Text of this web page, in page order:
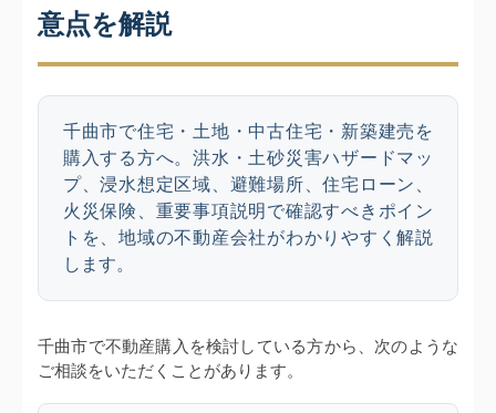
意点を解説
千曲市で住宅・土地・中古住宅・新築建売を
購入する方へ。洪水・土砂災害ハザードマッ
プ、浸水想定区域、避難場所、住宅ローン、
火災保険、重要事項説明で確認すべきポイン
トを、地域の不動産会社がわかりやすく解説
します。
千曲市で不動産購入を検討している方から、次のような
ご相談をいただくことがあります。